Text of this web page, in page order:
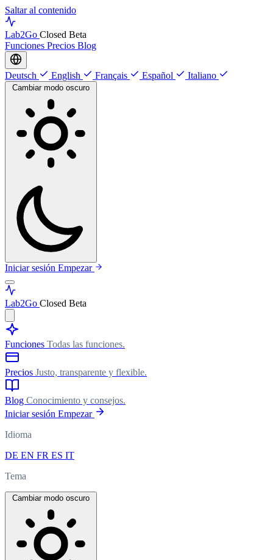
Saltar al contenido
Lab2Go Closed Beta
Funciones Precios Blog
Deutsch English Français Español Italiano
Cambiar modo oscuro
Iniciar sesión Empezar
Lab2Go Closed Beta
Funciones Todas las funciones.
Precios Justo, transparente y flexible.
Blog Conocimiento y consejos.
Iniciar sesión Empezar
Idioma
DE EN FR ES IT
Tema
Cambiar modo oscuro